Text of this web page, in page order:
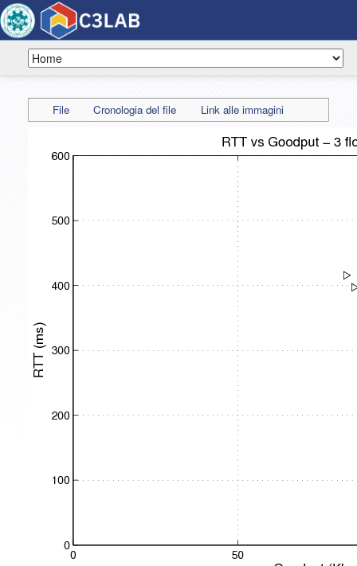
File Cronologia del file Link alle immagini